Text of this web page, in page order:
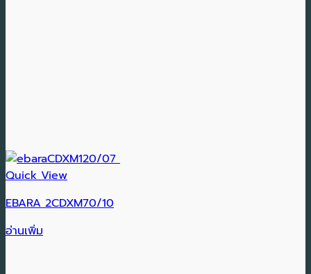
Quick View
EBARA 2CDXM70/10
อ่านเพิ่ม